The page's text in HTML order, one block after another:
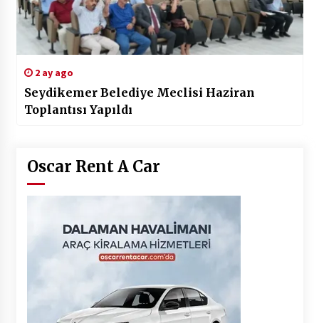
2 ay ago
Seydikemer Belediye Meclisi Haziran
Toplantısı Yapıldı
Oscar Rent A Car